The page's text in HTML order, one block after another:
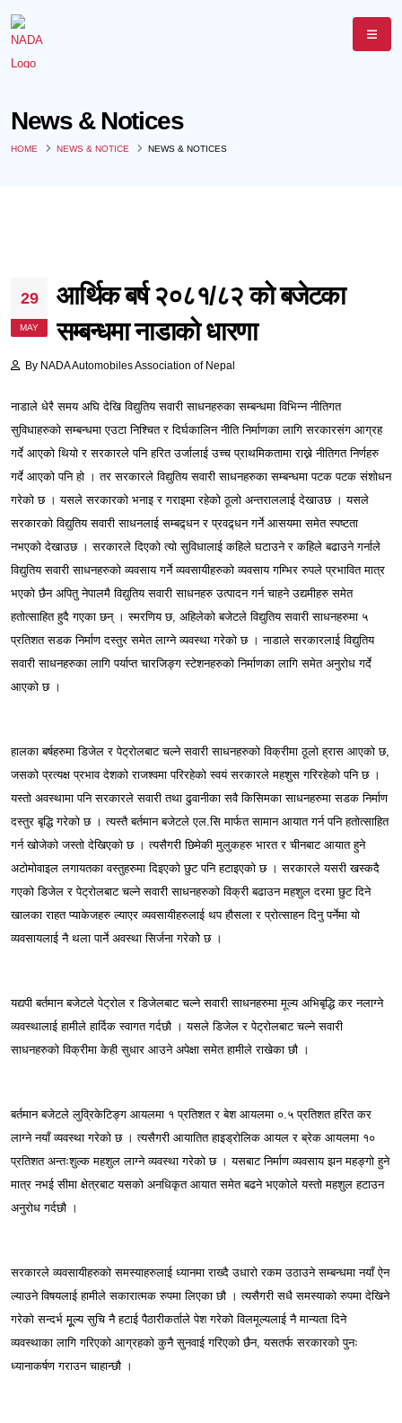
News & Notices
HOME NEWS & NOTICE NEWS & NOTICES
29
MAY
आर्थिक बर्ष २०८१/८२ को बजेटका
सम्बन्धमा नाडाको धारणा
By NADA Automobiles Association of Nepal
नाडाले धेरै समय अघि देखि विद्युतिय सवारी साधनहरुका सम्बन्धमा विभिन्न नीतिगत
सुविधाहरुको सम्बन्धमा एउटा निश्चित र दिर्घकालिन नीति निर्माणका लागि सरकारसंग आग्रह
गर्दे आएको थियो र सरकारले पनि हरित उर्जालाई उच्च प्राथमिकतामा राख्ने नीतिगत निर्णहरु
गर्दे आएको पनि हो । तर सरकारले विद्युतिय सवारी साधनहरुका सम्बन्धमा पटक पटक संशोधन
गरेको छ । यसले सरकारको भनाइ र गराइमा रहेको ठूलो अन्तराललाई देखाउछ । यसले
सरकारको विद्युतिय सवारी साधनलाई सम्बद्र्धन र प्रवद्र्धन गर्ने आसयमा समेत स्पष्टता
नभएको देखाउछ । सरकारले दिएको त्यो सुविधालाई कहिले घटाउने र कहिले बढाउने गर्नाले
विद्युतिय सवारी साधनहरुको व्यवसाय गर्ने व्यवसायीहरुको व्यवसाय गम्भिर रुपले प्रभावित मात्र
भएको छैन अपितु नेपालमै विद्युतिय सवारी साधनहरु उत्पादन गर्न चाहने उद्यमीहरु समेत
हतोत्साहित हुदै गएका छन् । स्मरणिय छ, अहिलेको बजेटले विद्युतिय सवारी साधनहरुमा ५
प्रतिशत सडक निर्माण दस्तुर समेत लाग्ने व्यवस्था गरेको छ । नाडाले सरकारलाई विद्युतिय
सवारी साधनहरुका लागि पर्याप्त चारजिङ्ग स्टेशनहरुको निर्माणका लागि समेत अनुरोध गर्दे
आएको छ ।
हालका बर्षहरुमा डिजेल र पेट्रोलबाट चल्ने सवारी साधनहरुको विक्रीमा ठूलो ह्रास आएको छ,
जसको प्रत्यक्ष प्रभाव देशको राजश्वमा परिरहेको स्वयं सरकारले महशुस गरिरहेको पनि छ ।
यस्तो अवस्थामा पनि सरकारले सवारी तथा ढुवानीका सवै किसिमका साधनहरुमा सडक निर्माण
दस्तुर बृद्धि गरेको छ । त्यस्तै बर्तमान बजेटले एल.सि मार्फत सामान आयात गर्न पनि हतोत्साहित
गर्न खोजेको जस्तो देखिएको छ । त्यसैगरी छिमेकी मुलुकहरु भारत र चीनबाट आयात हुने
अटोमोवाइल लगायतका वस्तुहरुमा दिइएको छुट पनि हटाइएको छ । सरकारले यसरी खस्कदै
गएको डिजेल र पेट्रोलबाट चल्ने सवारी साधनहरुको विक्री बढाउन महशुल दरमा छुट दिने
खालका राहत प्याकेजहरु ल्याएर व्यवसायीहरुलाई थप हौसला र प्रोत्साहन दिनु पर्नेमा यो
व्यवसायलाई नै थला पार्ने अवस्था सिर्जना गरेकोे छ ।
यद्यपी बर्तमान बजेटले पेट्रोल र डिजेलबाट चल्ने सवारी साधनहरुमा मूल्य अभिबृद्धि कर नलाग्ने
व्यवस्थालाई हामीले हार्दिक स्वागत गर्दछौ । यसले डिजेल र पेट्रोलबाट चल्ने सवारी
साधनहरुको विक्रीमा केही सुधार आउने अपेक्षा समेत हामीले राखेका छौ ।
बर्तमान बजेटले लुव्रिकेटिङ्ग आयलमा १ प्रतिशत र बेश आयलमा ०.५ प्रतिशत हरित कर
लाग्ने नयाँ व्यवस्था गरेको छ । त्यसैगरी आयातित हाइड्रोलिक आयल र ब्रेक आयलमा १०
प्रतिशत अन्तःशुल्क महशुल लाग्ने व्यवस्था गरेको छ । यसबाट निर्माण व्यवसाय झन महङ्गो हुने
मात्र नभई सीमा क्षेत्रबाट यसको अनधिकृत आयात समेत बढने भएकोले यस्तो महशुल हटाउन
अनुरोध गर्दछौ ।
सरकारले व्यवसायीहरुको समस्याहरुलाई ध्यानमा राख्दै उधारो रकम उठाउने सम्बन्धमा नयाँ ऐन
ल्याउने विषयलाई हामीले सकारात्मक रुपमा लिएका छौ । त्यसैगरी सधै समस्याको रुपमा देखिने
गरेको सन्दर्भ मूूल्य सुचि नै हटाई पैठारीकर्ताले पेश गरेको विलमूल्यलाई नै मान्यता दिने
व्यवस्थाका लागि गरिएको आग्रहको कुनै सुनवाई गरिएको छैन, यसतर्फ सरकारको पुनः
ध्यानाकर्षण गराउन चाहान्छौ ।